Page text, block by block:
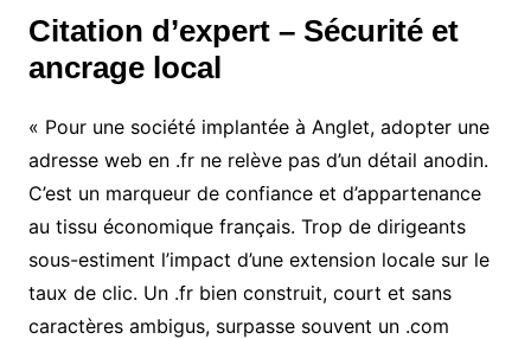
Citation d’expert – Sécurité et
ancrage local
« Pour une société implantée à Anglet, adopter une
adresse web en .fr ne relève pas d’un détail anodin.
C’est un marqueur de confiance et d’appartenance
au tissu économique français. Trop de dirigeants
sous-estiment l’impact d’une extension locale sur le
taux de clic. Un .fr bien construit, court et sans
caractères ambigus, surpasse souvent un .com